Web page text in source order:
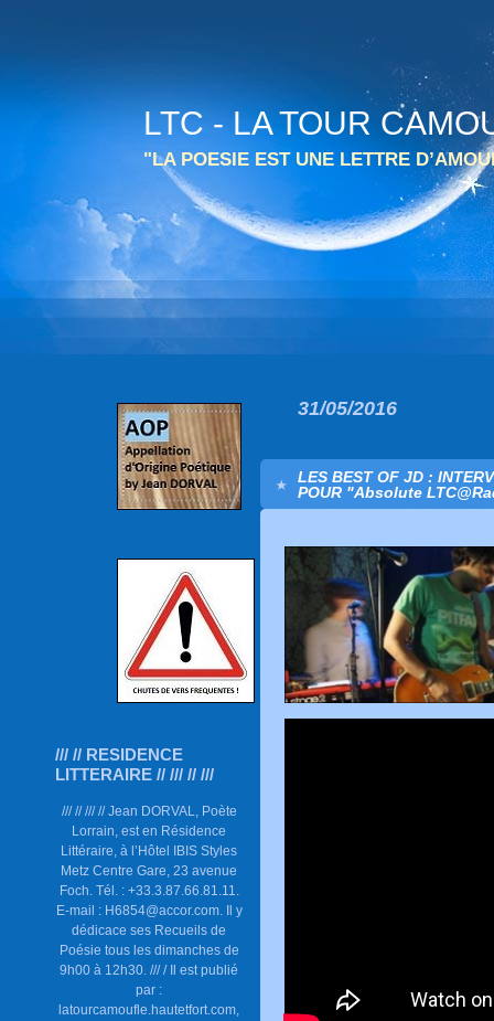
LTC - LA TOUR
"LA POESIE EST UNE LETTRE
/// // RESIDENCE
LITTERAIRE // /// // ///
/// // /// // Jean DORVAL, Poète
Lorrain, est en Résidence
Littéraire, à l’Hôtel IBIS Styles
Metz Centre Gare, 23 avenue
Foch. Tél. : +33.3.87.66.81.11.
E-mail : H6854@accor.com. Il y
dédicace ses Recueils de
Poésie tous les dimanches de
9h00 à 12h30. /// / Il est publié
par :
latourcamoufle.hautetfort.com,
31/05/2016
LES BEST OF JD :
POUR "Absolute